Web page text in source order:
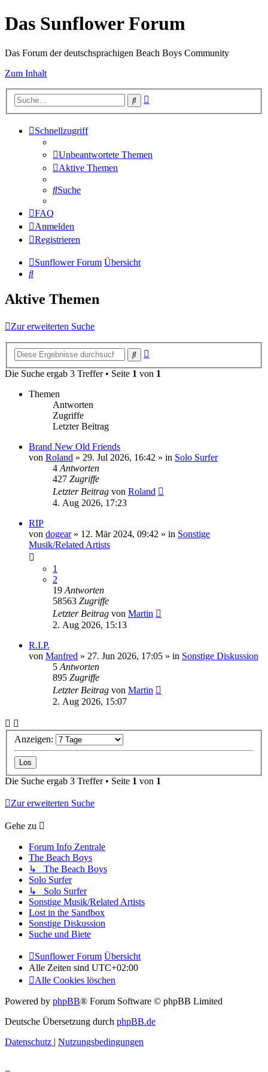
Das Sunflower Forum
Das Forum der deutschsprachigen Beach Boys Community
Zum Inhalt
Suche
Schnellzugriff
Unbeantwortete Themen
Aktive Themen
Suche
FAQ
Anmelden
Registrieren
Sunflower Forum Übersicht
Suche
Aktive Themen
Zur erweiterten Suche
Suche
Die Suche ergab 3 Treffer • Seite 1 von 1
Themen
Antworten
Zugriffe
Letzter Beitrag
Brand New Old Friends
von Roland » 29. Jul 2026, 16:42 » in Solo Surfer
4 Antworten
427 Zugriffe
Letzter Beitrag von Roland
4. Aug 2026, 17:23
RIP
von dogear» 12. Mär 2024, 09:42 » in Sonstige
Musik/Related Artists
1
2
19 Antworten
58563 Zugriffe
Letzter Beitrag von Martin
2. Aug 2026, 15:13
R.I.P.
von Manfred » 27. Jun 2026, 17:05 » in Sonstige Diskussion
5 Antworten
895 Zugriffe
Letzter Beitrag von Martin
2. Aug 2026, 15:07
Anzeigen:
Die Suche ergab 3 Treffer • Seite 1 von 1
Zur erweiterten Suche
Gehe zu
Forum Info Zentrale
The Beach Boys
↳ The Beach Boys
Solo Surfer
↳ Solo Surfer
Sonstige Musik/Related Artists
Lost in the Sandbox
Sonstige Diskussion
Suche und Biete
Sunflower Forum Übersicht
Alle Zeiten sind UTC+02:00
Alle Cookies löschen
Powered by phpBB® Forum Software © phpBB Limited
Deutsche Übersetzung durch phpBB.de
Datenschutz
Nutzungsbedingungen